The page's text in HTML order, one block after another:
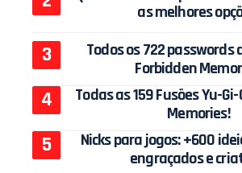
as melhores
Todos os 722 passwords
Forbidden
Todas as 159 Fusões Yu-
Memories!
Nicks para jogos: +600
engraçados e